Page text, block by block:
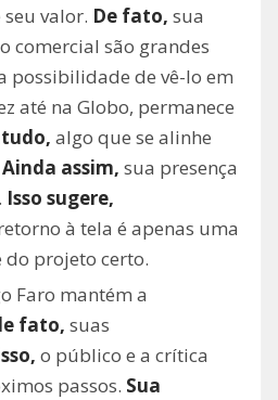
valor. De fato, sua
comercial são grandes
possibilidade de vê-lo em
até na Globo, permanece
algo que se alinhe
Ainda assim, sua presença
Isso sugere,
à tela é apenas uma
do projeto certo.
Faro mantém a
fato, suas
o público e a crítica
passos. Sua